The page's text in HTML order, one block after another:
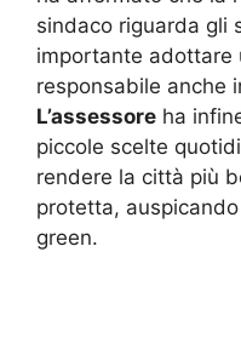
sindaco riguarda gli
importante adottare
responsabile anche
L’assessore ha
piccole scelte
rendere la città più
protetta,
green.